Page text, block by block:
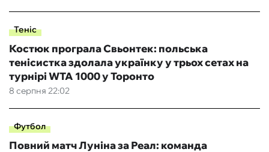
Теніс
8 серпня 22:02
Костюк програла Свьонтек: польська
тенісистка здолала українку у трьох сетах на
турнірі WTA 1000 у Торонто
Футбол
Повний матч Луніна за Реал: команда